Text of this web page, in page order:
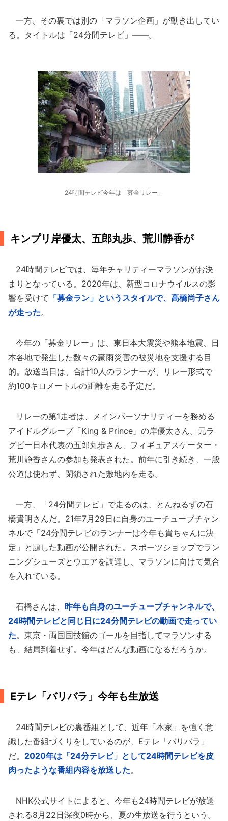
一方、その裏では別の「マラソン企画」が動き出してい
る。タイトルは「24分間テレビ」――。
24時間テレビ今年は「募金リレー」
キンプリ岸優太、五郎丸歩、荒川静香が
24時間テレビでは、毎年チャリティーマラソンがお決
まりとなっている。2020年は、新型コロナウイルスの影
響を受けて 「募金ラン」というスタイルで、高橋尚子さん
が走った。
今年の「募金リレー」は、東日本大震災や熊本地震、日
本各地で発生した数々の豪雨災害の被災地を支援する目
的。放送当日は、合計10人のランナーが、リレー形式で
約100キロメートルの距離を走る予定だ。
リレーの第1走者は、メインパーソナリティーを務める
アイドルグループ「King & Prince」の岸優太さん。元ラ
グビー日本代表の五郎丸歩さん、フィギュアスケーター・
荒川静香さんの参加も発表された。前年に引き続き、一般
公道は使わず、閉鎖された敷地内を走る。
一方、「24分間テレビ」で走るのは、とんねるずの石
橋貴明さんだ。21年7月29日に自身のユーチューブチャン
ネルで「24分間テレビのランナーは今年も貴ちゃんに決
定」と題した動画が公開された。スポーツショップでラン
ニングシューズとウエアを調達し、マラソンに向けて気合
を入れている。
石橋さんは、 昨年も自身のユーチューブチャンネルで、
24時間テレビと同じ日に24分間テレビの動画で走ってい
た。東京・両国国技館のゴールを目指してマラソンする
も、結局到着せず。今年はどんな動画になるだろうか。
Eテレ「バリバラ」今年も生放送
24時間テレビの裏番組として、近年「本家」を強く意
識した番組づくりをしているのが、Eテレ「バリバラ」
だ。 2020年は「24分テレビ」として24時間テレビを皮
肉ったような番組内容を放送した。
NHK公式サイトによると、今年も24時間テレビが放送
される8月22日深夜0時から、夏の生放送を行うという。